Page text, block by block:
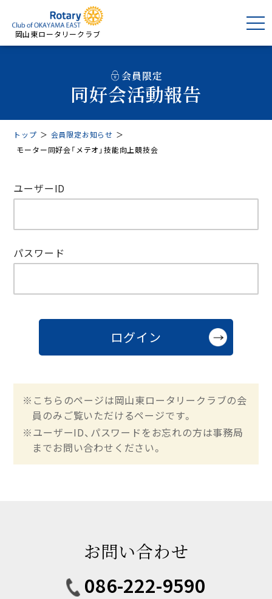
岡山東ロータリークラブ
会員限定
同好会活動報告
トップ ＞ 会員限定お知らせ ＞
モーター同好会「メテオ」技能向上競技会
ユーザーID
パスワード
※こちらのページは岡山東ロータリークラブの会
員のみご覧いただけるページです。
※ユーザーID、パスワードをお忘れの方は事務局
までお問い合わせください。
お問い合わせ
086-222-9590